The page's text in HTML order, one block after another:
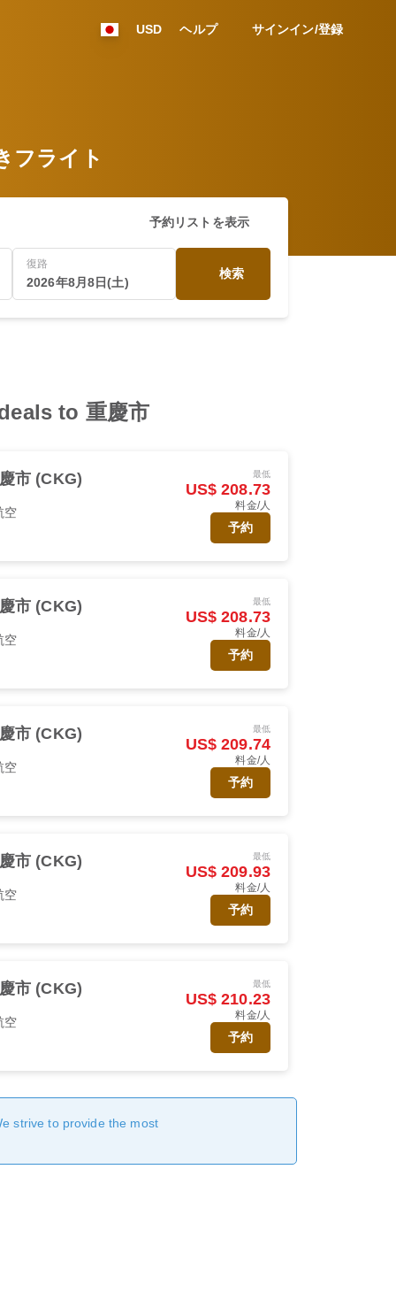
USD ヘルプ サインイン/登録
フライト
予約リストを表示
復路
2026年8月8日(土)
検索
to 重慶市
市 (CKG)
空
最低
US$ 208.73
料金/人
予約
市 (CKG)
空
最低
US$ 208.73
料金/人
予約
市 (CKG)
空
最低
US$ 209.74
料金/人
予約
市 (CKG)
空
最低
US$ 209.93
料金/人
予約
市 (CKG)
空
最低
US$ 210.23
料金/人
予約
strive to provide the most